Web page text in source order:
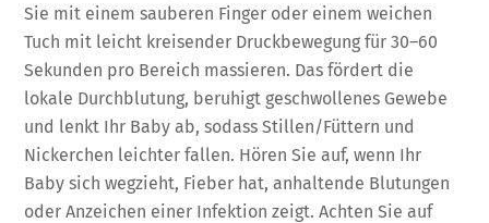
Sie mit einem sauberen Finger oder einem weichen
Tuch mit leicht kreisender Druckbewegung für 30–60
Sekunden pro Bereich massieren. Das fördert die
lokale Durchblutung, beruhigt geschwollenes Gewebe
und lenkt Ihr Baby ab, sodass Stillen/Füttern und
Nickerchen leichter fallen. Hören Sie auf, wenn Ihr
Baby sich wegzieht, Fieber hat, anhaltende Blutungen
oder Anzeichen einer Infektion zeigt. Achten Sie auf